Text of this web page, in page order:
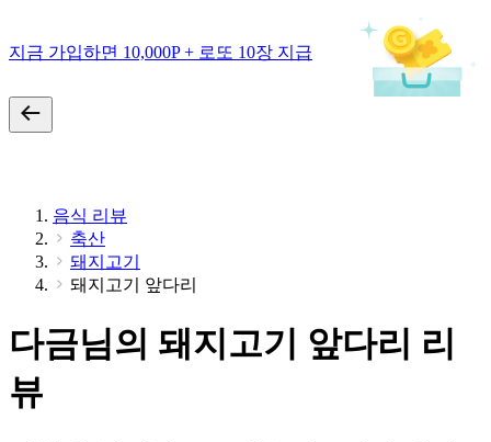
지금 가입하면 10,000P + 로또 10장 지급
음식 리뷰
축산
돼지고기
돼지고기 앞다리
다금님의 돼지고기 앞다리 리
뷰